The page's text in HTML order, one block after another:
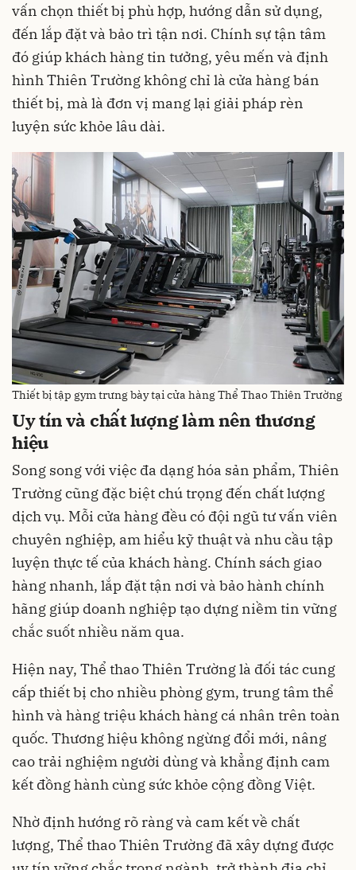
vấn chọn thiết bị phù hợp, hướng dẫn sử dụng,
đến lắp đặt và bảo trì tận nơi. Chính sự tận tâm
đó giúp khách hàng tin tưởng, yêu mến và định
hình Thiên Trường không chỉ là cửa hàng bán
thiết bị, mà là đơn vị mang lại giải pháp rèn
luyện sức khỏe lâu dài.
Thiết bị tập gym trưng bày tại cửa hàng Thể Thao Thiên Trường
Uy tín và chất lượng làm nên thương
hiệu
Song song với việc đa dạng hóa sản phẩm, Thiên
Trường cũng đặc biệt chú trọng đến chất lượng
dịch vụ. Mỗi cửa hàng đều có đội ngũ tư vấn viên
chuyên nghiệp, am hiểu kỹ thuật và nhu cầu tập
luyện thực tế của khách hàng. Chính sách giao
hàng nhanh, lắp đặt tận nơi và bảo hành chính
hãng giúp doanh nghiệp tạo dựng niềm tin vững
chắc suốt nhiều năm qua.
Hiện nay, Thể thao Thiên Trường là đối tác cung
cấp thiết bị cho nhiều phòng gym, trung tâm thể
hình và hàng triệu khách hàng cá nhân trên toàn
quốc. Thương hiệu không ngừng đổi mới, nâng
cao trải nghiệm người dùng và khẳng định cam
kết đồng hành cùng sức khỏe cộng đồng Việt.
Nhờ định hướng rõ ràng và cam kết về chất
lượng, Thể thao Thiên Trường đã xây dựng được